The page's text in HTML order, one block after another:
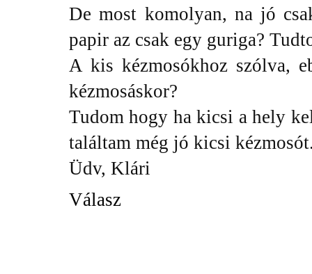
De most komolyan, na jó
papir az csak egy guriga?
A kis kézmosókhoz szólva,
kézmosáskor?
Tudom hogy ha kicsi a hely
találtam még jó kicsi
Üdv, Klári
Válasz